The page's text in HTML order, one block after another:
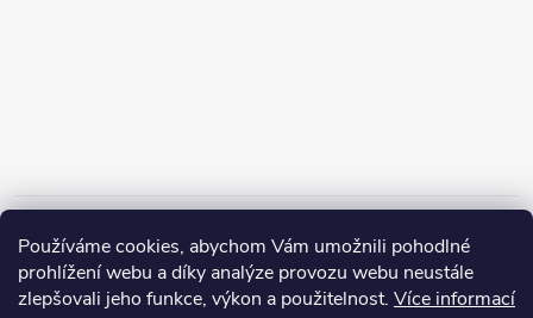
Používáme cookies, abychom Vám umožnili pohodlné
prohlížení webu a díky analýze provozu webu neustále
zlepšovali jeho funkce, výkon a použitelnost. Více informací